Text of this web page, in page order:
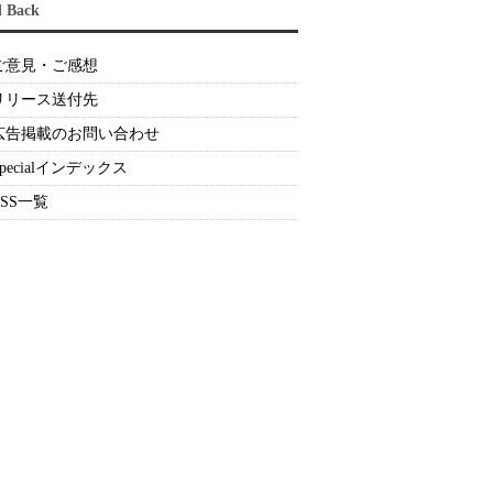
Back
意見・ご感想
リース送付先
告掲載のお問い合わせ
インデックス
一覧